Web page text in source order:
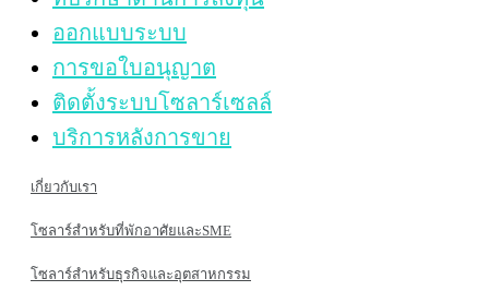
ออกแบบระบบ
การขอใบอนุญาต
ติดตั้งระบบโซลาร์เซลล์
บริการหลังการขาย
เกี่ยวกับเรา
โซลาร์สำหรับที่พักอาศัยและSME
โซลาร์สำหรับธุรกิจและอุตสาหกรรม